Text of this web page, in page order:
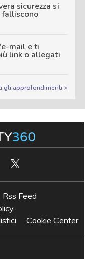
sicurezza si
falliscono
mail e ti
link o allegati
gli approfondimenti >
Rss Feed
Cookie Center